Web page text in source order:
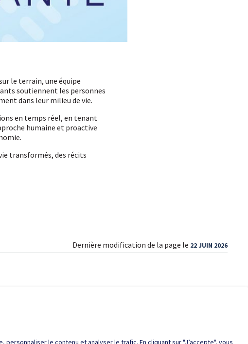
le terrain, une équipe
soutiennent les personnes
dans leur milieu de vie.
en temps réel, en tenant
humaine et proactive
transformés, des récits
Dernière modification de la page le 22 JUIN 2026
le contenu et analyser le trafic. En cliquant sur "J’accepte", vous